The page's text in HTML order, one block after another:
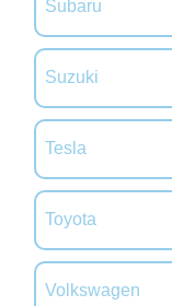
Subaru
Suzuki
Tesla
Toyota
Volkswagen